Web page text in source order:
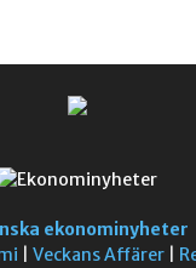
ekonominyheter
Veckans Affärer